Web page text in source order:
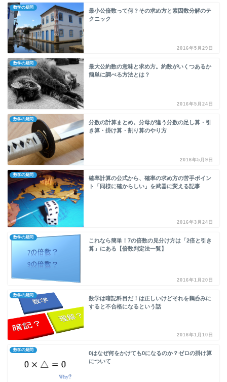
数学の疑問
最小公倍数って何？その求め方と素因数分解のテ
クニック
2016年5月29日
数学の疑問
最大公約数の意味と求め方。約数がいくつあるか
簡単に調べる方法とは？
2016年5月24日
数学の疑問
分数の計算まとめ。分母が違う分数の足し算・引
き算・掛け算・割り算のやり方
2016年5月9日
数学の疑問
確率計算の公式から、確率の求め方の苦手ポイン
ト「同様に確からしい」を武器に変える記事
2016年3月24日
数学の疑問
これなら簡単！7の倍数の見分け方は「2倍と引き
算」にある【倍数判定法一覧】
2016年1月20日
数学の疑問
数学は暗記科目だ！は正しいけどそれを鵜呑みに
すると不合格になるという話
2016年1月10日
数学の疑問
0はなぜ何をかけても0になるのか？ゼロの掛け算
について